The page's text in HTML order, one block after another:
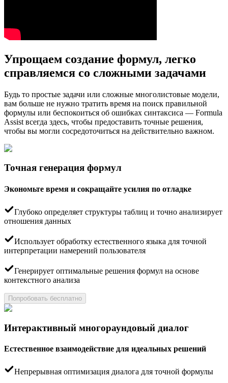
Упрощаем создание формул, легко
справляемся со сложными задачами
Будь то простые задачи или сложные многолистовые модели,
вам больше не нужно тратить время на поиск правильной
формулы или беспокоиться об ошибках синтаксиса — Formula
Assist всегда здесь, чтобы предоставить точные решения,
чтобы вы могли сосредоточиться на действительно важном.
Точная генерация формул
Экономьте время и сокращайте усилия по отладке
Глубоко определяет структуры таблиц и точно анализирует
отношения данных
Использует обработку естественного языка для точной
интерпретации намерений пользователя
Генерирует оптимальные решения формул на основе
контекстного анализа
Попробовать бесплатно
Интерактивный многораундовый диалог
Естественное взаимодействие для идеальных решений
Непрерывная оптимизация диалога для точной формулы